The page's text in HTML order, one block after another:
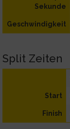
Sekunde
Geschwindigkeit
Split Zeiten
Start
Finish